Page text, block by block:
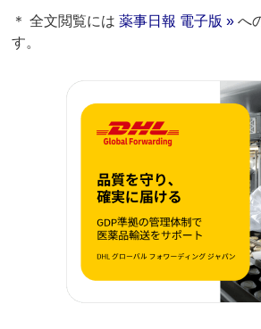
＊ 全文閲覧には薬事日報 電子版 » へ
す。